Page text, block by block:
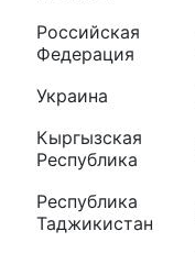
Российская
Федерация
Украина
Кыргызская
Республика
Республика
Таджикистан